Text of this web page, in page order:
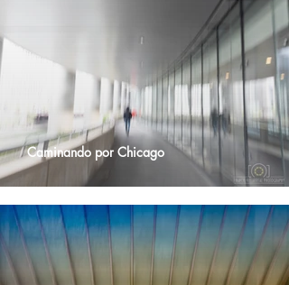
Caminando por Chicago